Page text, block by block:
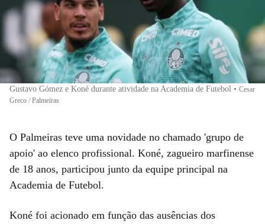
Gustavo Gómez e Koné durante atividade na Academia de Futebol • Cesar
Greco / Palmeiras
O Palmeiras teve uma novidade no chamado 'grupo de
apoio' ao elenco profissional. Koné, zagueiro marfinense
de 18 anos, participou junto da equipe principal na
Academia de Futebol.
Koné foi acionado em função das ausências dos